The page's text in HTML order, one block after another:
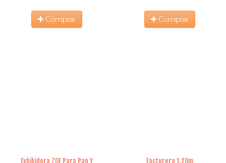
Comprar Comprar
Exhibidora ZOE Para Pan Y
Facturera 1,20m